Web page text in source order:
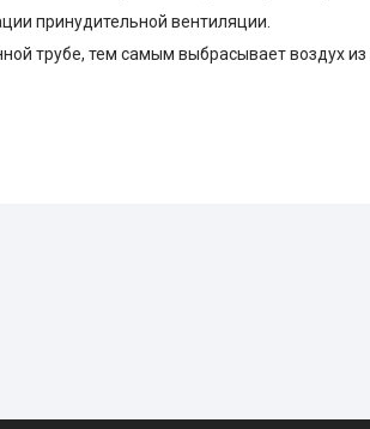
принудительной вентиляции.
трубе, тем самым выбрасывает воздух